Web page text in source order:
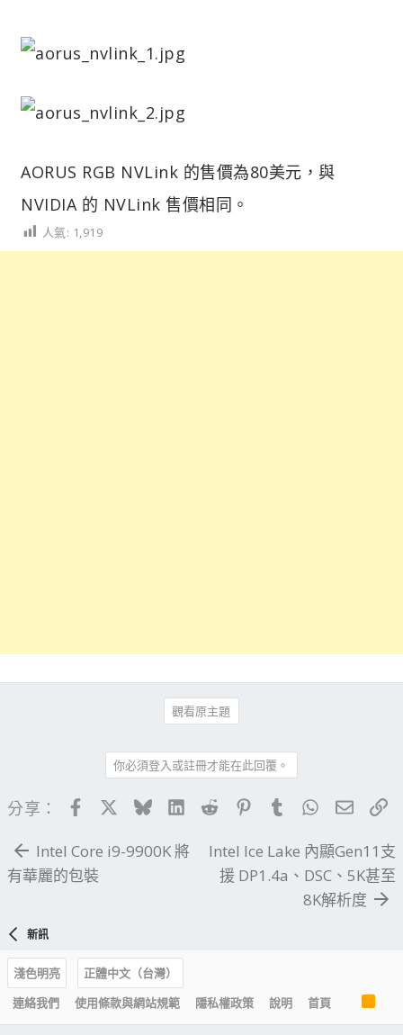
AORUS RGB NVLink 的售價為80美元，與
NVIDIA 的 NVLink 售價相同。
人氣: 1,919
觀看原主題
你必須登入或註冊才能在此回覆。
分享： FacebookBlueskyLinkedIn
Reddit PinterestTumblrWhatsApp
電子
Intel Core i9-9900K 將
有華麗的包裝
Intel Ice Lake 內顯Gen11支
援 DP1.4a、DSC、5K甚至
8K解析度
新訊
淺色明亮
正體中文（台灣）
連絡我們
使用條款與網站規範 隱私權政策 說明 首頁
R
S
S